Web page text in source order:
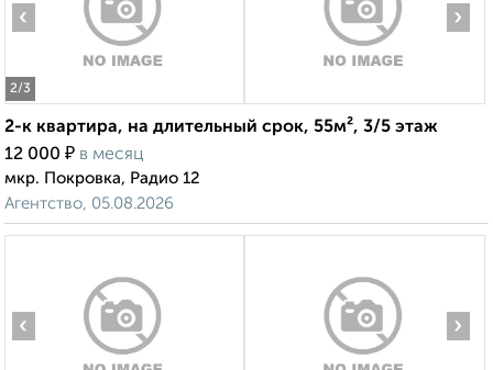
2/3
‹ ›
2-к квартира, на длительный срок, 55м², 3/5 этаж
12 000 ₽ в месяц
мкр. Покровка, Радио 12
Агентство, 05.08.2026
‹ ›